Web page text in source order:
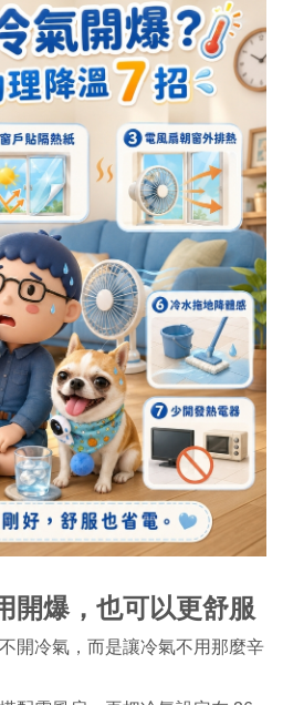
開爆，也可以更舒服
開冷氣，而是讓冷氣不用那麼辛